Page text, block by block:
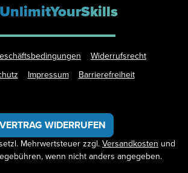
Widerrufsrecht
Impressum Barrierefreiheit
VERTRAG WIDERRUFEN
Mehrwertsteuer zzgl.Versandkosten und
wenn nicht anders angegeben.